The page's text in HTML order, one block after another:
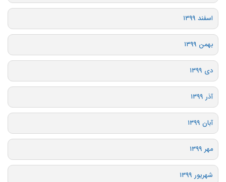
اسفند ۱۳۹۹
بهمن ۱۳۹۹
دی ۱۳۹۹
آذر ۱۳۹۹
آبان ۱۳۹۹
مهر ۱۳۹۹
شهریور ۱۳۹۹